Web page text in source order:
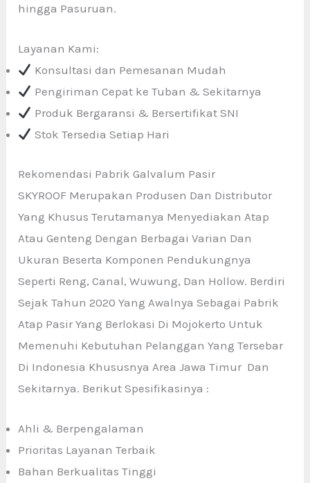
hingga Pasuruan.
Layanan Kami:
Konsultasi dan Pemesanan Mudah
Pengiriman Cepat ke Tuban & Sekitarnya
Produk Bergaransi & Bersertifikat SNI
Stok Tersedia Setiap Hari
Rekomendasi Pabrik Galvalum Pasir
SKYROOF Merupakan Produsen Dan Distributor
Yang Khusus Terutamanya Menyediakan Atap
Atau Genteng Dengan Berbagai Varian Dan
Ukuran Beserta Komponen Pendukungnya
Seperti Reng, Canal, Wuwung, Dan Hollow. Berdiri
Sejak Tahun 2020 Yang Awalnya Sebagai Pabrik
Atap Pasir Yang Berlokasi Di Mojokerto Untuk
Memenuhi Kebutuhan Pelanggan Yang Tersebar
Di Indonesia Khususnya Area Jawa Timur Dan
Sekitarnya. Berikut Spesifikasinya :
Ahli & Berpengalaman
Prioritas Layanan Terbaik
Bahan Berkualitas Tinggi